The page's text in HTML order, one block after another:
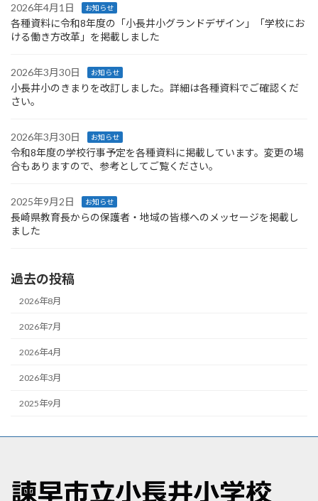
2026年4月1日 お知らせ
各種資料に令和8年度の「小長井小グランドデザイン」「学校にお
ける働き方改革」を掲載しました
2026年3月30日 お知らせ
小長井小のきまりを改訂しました。詳細は各種資料でご確認くだ
さい。
2026年3月30日 お知らせ
令和8年度の学校行事予定を各種資料に掲載しています。変更の場
合もありますので、参考としてご覧ください。
2025年9月2日 お知らせ
長崎県教育長からの保護者・地域の皆様へのメッセージを掲載し
ました
過去の投稿
2026年8月
2026年7月
2026年4月
2026年3月
2025年9月